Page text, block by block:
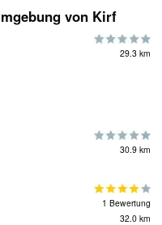
von Kirf
29.3 km
30.9 km
1 Bewertung
32.0 km